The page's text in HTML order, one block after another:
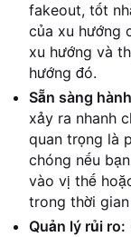
fakeout, tốt
của xu hướng
xu hướng và
hướng đó.
Sẵn sàng
xảy ra nhanh
quan trọng là
chóng nếu
vào vị thế
trong thời
Quản lý rủi ro: